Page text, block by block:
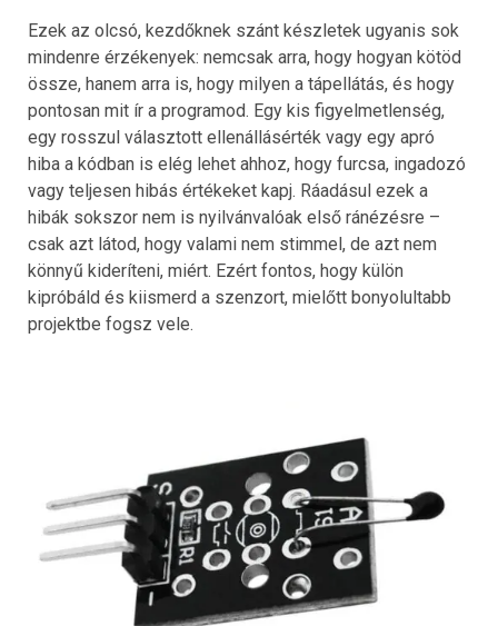
Ezek az olcsó, kezdőknek szánt készletek ugyanis sok
mindenre érzékenyek: nemcsak arra, hogy hogyan kötöd
össze, hanem arra is, hogy milyen a tápellátás, és hogy
pontosan mit ír a programod. Egy kis figyelmetlenség,
egy rosszul választott ellenállásérték vagy egy apró
hiba a kódban is elég lehet ahhoz, hogy furcsa, ingadozó
vagy teljesen hibás értékeket kapj. Ráadásul ezek a
hibák sokszor nem is nyilvánvalóak első ránézésre –
csak azt látod, hogy valami nem stimmel, de azt nem
könnyű kideríteni, miért. Ezért fontos, hogy külön
kipróbáld és kiismerd a szenzort, mielőtt bonyolultabb
projektbe fogsz vele.